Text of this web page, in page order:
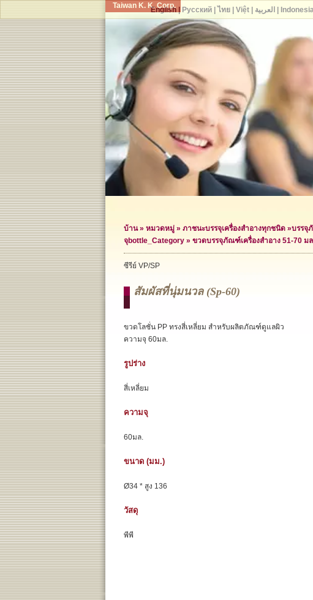
Taiwan K. K. Corp.
บ้าน» หมวดหมู่ » ภาชนะบรรจุเครื่องสำอางทุกชนิด »บรรจุ
จุbottle_Category » ขวดบรรจุภัณฑ์เครื่องสำอาง 51-70 ม
ซีรีย์ VP/SP
สัมผัสที่นุ่มนวล (sp-60)
ขวดโลชั่น PP ทรงสี่เหลี่ยม สำหรับผลิตภัณฑ์ดูแลผิว
ความจุ 60มล.
รูปร่าง
สี่เหลี่ยม
ความจุ
60มล.
ขนาด (มม.)
Ø34 * สูง 136
วัสดุ
พีพี
English| Русский| ไทย| Việt| العربية